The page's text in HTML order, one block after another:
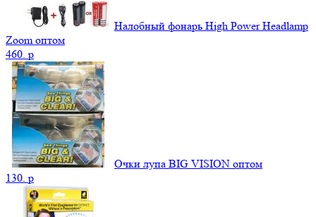
Налобный фонарь High Power Headlamp
Zoom оптом
460. p
Очки лупа BIG VISION оптом
130. p